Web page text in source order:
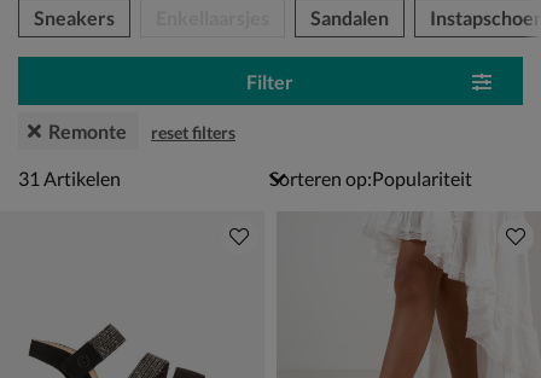
over
Sneakers Sandalen
Filter
Remonte reset filters
31 artikelen
31 Artikelen Sorteren op: